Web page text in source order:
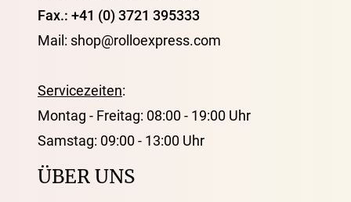
Fax.: +41 (0) 3721 395333
Mail: shop@rolloexpress.com
Servicezeiten:
Montag - Freitag: 08:00 - 19:00 Uhr
Samstag: 09:00 - 13:00 Uhr
ÜBER UNS